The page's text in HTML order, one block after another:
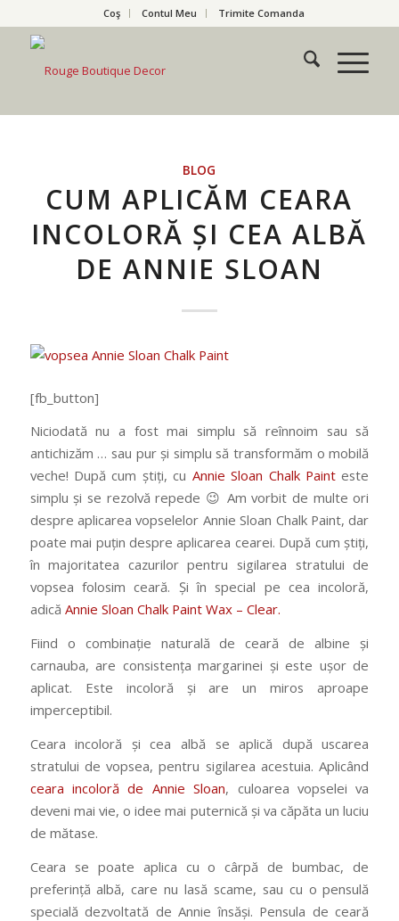
Coş Contul Meu Trimite Comanda
BLOG
CUM APLICĂM CEARA
INCOLORĂ ȘI CEA ALBĂ
DE ANNIE SLOAN
[fb_button]
Niciodată nu a fost mai simplu să reînnoim sau să
antichizăm … sau pur și simplu să transformăm o mobilă
veche! După cum știți, cu Annie Sloan Chalk Painteste
simplu și se rezolvă repede 😉 Am vorbit de multe ori
despre aplicarea vopselelor Annie Sloan Chalk Paint, dar
poate mai puțin despre aplicarea cearei. După cum știți,
în majoritatea cazurilor pentru sigilarea stratului de
vopsea folosim ceară. Și în special pe cea incoloră,
adică Annie Sloan Chalk Paint Wax – Clear.
Fiind o combinație naturală de ceară de albine și
carnauba, are consistența margarinei și este ușor de
aplicat. Este incoloră și are un miros aproape
imperceptibil.
Ceara incoloră și cea albă se aplică după uscarea
stratului de vopsea, pentru sigilarea acestuia. Aplicând
ceara incoloră de Annie Sloan, culoarea vopselei va
deveni mai vie, o idee mai puternică și va căpăta un luciu
de mătase.
Ceara se poate aplica cu o cârpă de bumbac, de
preferință albă, care nu lasă scame, sau cu o pensulă
specială dezvoltată de Annie însăși. Pensula de ceară